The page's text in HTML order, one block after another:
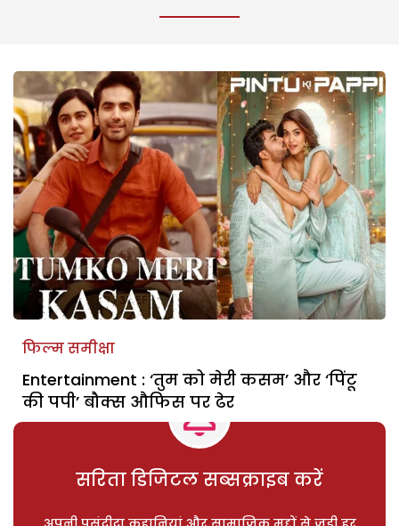
फिल्म समीक्षा
Entertainment : ‘तुम को मेरी कसम’ और ‘पिंटू
की पपी’ बौक्स औफिस पर ढेर
सरिता डिजिटल सब्सक्राइब करें